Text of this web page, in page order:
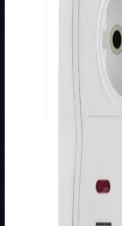
Osnovne
Brand nije naveden
PODŽBUKNI
STATUS
Prezentacijski prikaz bez
Kratak pregled
Broj artikla: 14.01.098
montažnu kutiju
sklopkom Nazivne